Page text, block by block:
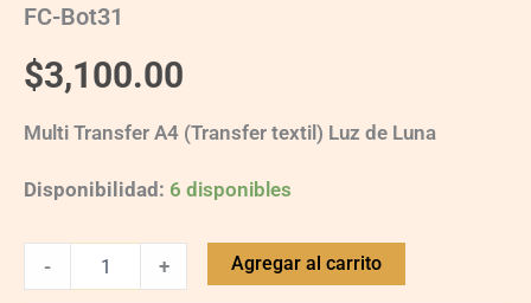
FC-Bot31
$3,100.00
Multi Transfer A4 (Transfer textil) Luz de Luna
Disponibilidad: 6 disponibles
- + Agregar al carrito